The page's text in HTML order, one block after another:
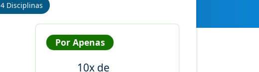
4 Disciplinas
Por Apenas
10x de